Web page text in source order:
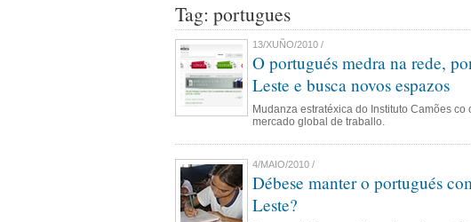
Tag: portugues
13/XUÑO/2010 /
O portugués medra na rede,
Leste e busca novos espazos
Mudanza estratéxica do Instituto Camões
mercado global de traballo.
4/MAIO/2010 /
Débese manter o portugués
Leste?